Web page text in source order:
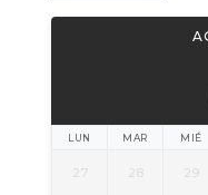
LUN MAR MIÉ
27 28 29